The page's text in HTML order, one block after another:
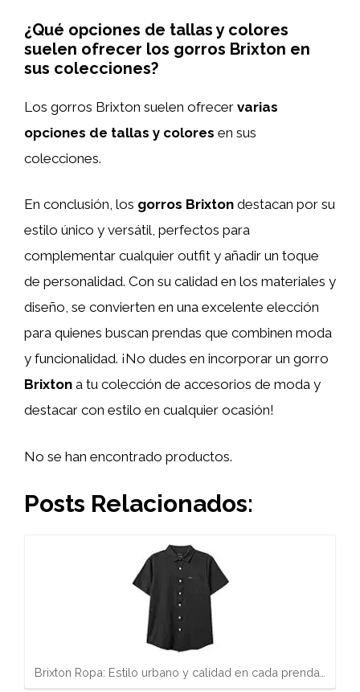
¿Qué opciones de tallas y colores
suelen ofrecer los gorros Brixton en
sus colecciones?
Los gorros Brixton suelen ofrecer varias
opciones de tallas y colores en sus
colecciones.
En conclusión, los gorros Brixton destacan por su
estilo único y versátil, perfectos para
complementar cualquier outfit y añadir un toque
de personalidad. Con su calidad en los materiales y
diseño, se convierten en una excelente elección
para quienes buscan prendas que combinen moda
y funcionalidad. ¡No dudes en incorporar un gorro
Brixton a tu colección de accesorios de moda y
destacar con estilo en cualquier ocasión!
No se han encontrado productos.
Posts Relacionados:
Brixton Ropa: Estilo urbano y calidad en cada prenda…